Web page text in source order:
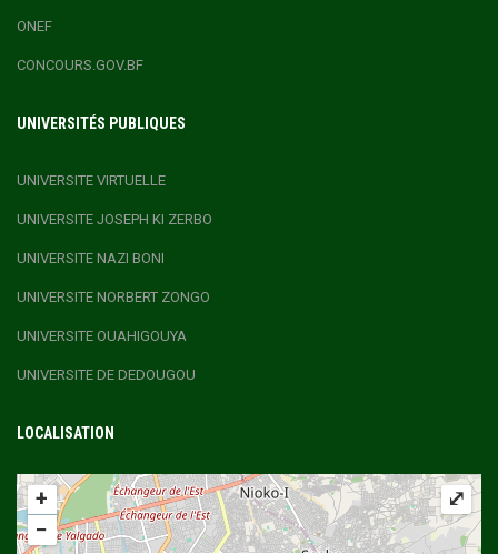
ONEF
CONCOURS.GOV.BF
UNIVERSITÉS PUBLIQUES
UNIVERSITE VIRTUELLE
UNIVERSITE JOSEPH KI ZERBO
UNIVERSITE NAZI BONI
UNIVERSITE NORBERT ZONGO
UNIVERSITE OUAHIGOUYA
UNIVERSITE DE DEDOUGOU
LOCALISATION
+
−
⤢